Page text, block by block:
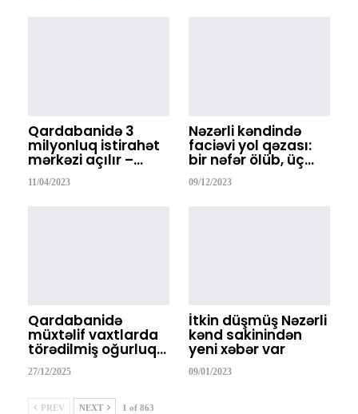
Qardabanidə 3
milyonluq istirahət
mərkəzi açılır –…
11/04/2023
Nəzərli kəndində
faciəvi yol qəzası:
bir nəfər ölüb, üç…
09/12/2023
Qardabanidə
müxtəlif vaxtlarda
törədilmiş oğurluq…
27/12/2025
İtkin düşmüş Nəzərli
kənd sakinindən
yeni xəbər var
09/01/2023
PREV NEXT 1 of 863